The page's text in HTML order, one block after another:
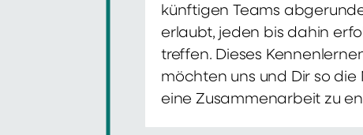
künftigen Teams
erlaubt, jeden bis dahin
treffen. Dieses
möchten uns und Dir so
eine Zusammenarbeit zu